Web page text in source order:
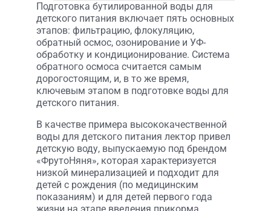
Подготовка бутилированной воды для
детского питания включает пять основных
этапов: фильтрацию, флокуляцию,
обратный осмос, озонирование и УФ-
обработку и кондиционирование. Система
обратного осмоса считается самым
дорогостоящим, и, в то же время,
ключевым этапом в подготовке воды для
детского питания.
В качестве примера высококачественной
воды для детского питания лектор привел
детскую воду, выпускаемую под брендом
«ФрутоНяня», которая характеризуется
низкой минерализацией и подходит для
детей с рождения (по медицинским
показаниям) и для детей первого года